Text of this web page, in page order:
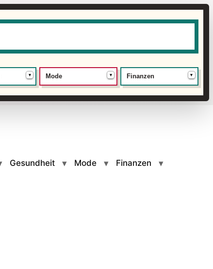
▾ Mode ▾ Finanzen ▾
Gesundheit Mode Finanzen